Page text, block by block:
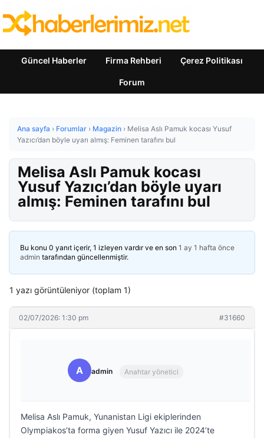
Güncel Haberler Firma Rehberi Çerez Politikası
Forum
Ana sayfa › Forumlar › Magazin › Melisa Aslı Pamuk kocası Yusuf
Yazıcı’dan böyle uyarı almış: Feminen tarafını bul
Melisa Aslı Pamuk kocası
Yusuf Yazıcı’dan böyle uyarı
almış: Feminen tarafını bul
Bu konu 0 yanıt içerir, 1 izleyen vardır ve en son 1 ay 1 hafta önce
admin tarafından güncellenmiştir.
1 yazı görüntüleniyor (toplam 1)
02/07/2026: 1:30 pm #31660
A admin Anahtar yönetici
Melisa Aslı Pamuk, Yunanistan Ligi ekiplerinden
Olympiakos’ta forma giyen Yusuf Yazıcı ile 2024’te